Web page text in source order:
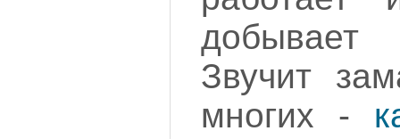
Звучит
многих -